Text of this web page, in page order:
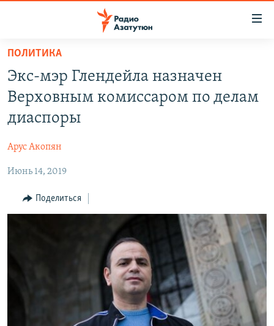
Перейти
основному
содержанию
Перейти
основной
навигации
Перейти
поиску
ПОЛИТИКА
ЭКОНОМИКА
РЕГИОН
НАГОРНЫЙ КАРАБАХ
Հայերեն
ПОЛИТИКА
Экс-мэр Глендейла назначен
Верховным комиссаром по делам
диаспоры
Арус Акопян
Июнь 14, 2019
Поделиться